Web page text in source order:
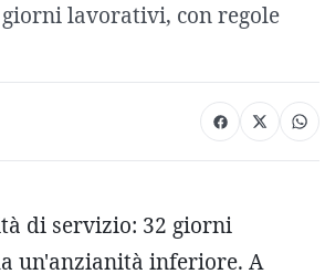
lavorativi, con regole
di servizio: 32 giorni
un'anzianità inferiore. A